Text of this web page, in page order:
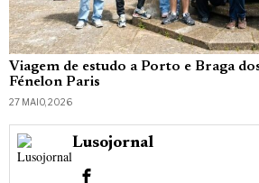
Viagem de estudo a Porto e Braga
Fénelon Paris
27 MAIO, 2026
Lusojornal